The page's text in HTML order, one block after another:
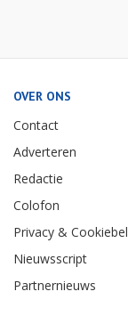
OVER ONS
Contact
Adverteren
Redactie
Colofon
Privacy &
Nieuwsscript
Partnernieuws